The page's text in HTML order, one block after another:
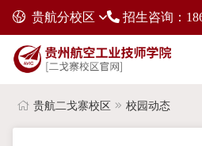
贵航分校区 招生咨询：
贵航二戈寨校区 校园动态